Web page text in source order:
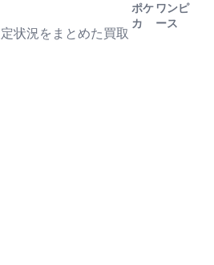
状況をまとめた買取
ポケ
カ
ワンピ
ース